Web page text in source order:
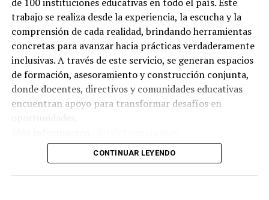
trabajo se realiza desde la experiencia, la escucha y la
comprensión de cada realidad, brindando herramientas
concretas para avanzar hacia prácticas verdaderamente
inclusivas. A través de este servicio, se generan espacios
de formación, asesoramiento y construcción conjunta,
donde docentes, directivos y comunidades educativas
encuentran apoyo para transformar desafíos en
CONTINUAR LEYENDO